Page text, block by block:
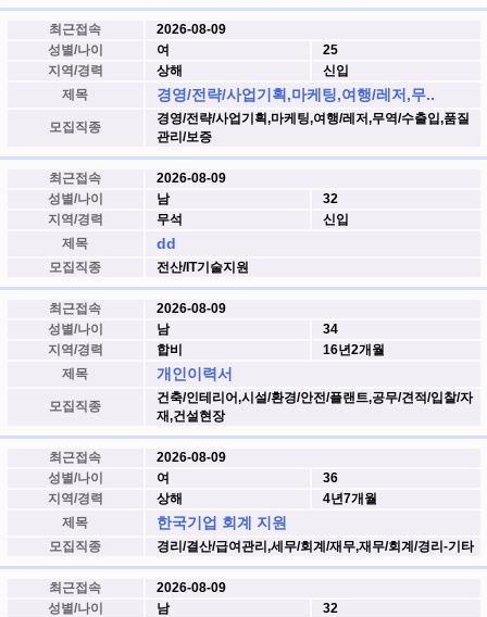
최근접속
2026-08-09
성별/나이
여
25
지역/경력
상해
신입
제목
경영/전략/사업기획,마케팅,여행/레저,무..
모집직종
경영/전략/사업기획,마케팅,여행/레저,무역/수출입,품질
관리/보증
최근접속
2026-08-09
성별/나이
남
32
지역/경력
무석
신입
제목
dd
모집직종 전산/IT기술지원
최근접속
2026-08-09
성별/나이
남
34
지역/경력
합비
16년2개월
제목
개인이력서
모집직종
건축/인테리어,시설/환경/안전/플랜트,공무/견적/입찰/자
재,건설현장
최근접속
2026-08-09
성별/나이
여
36
지역/경력
상해
4년7개월
제목
한국기업 회계 지원
모집직종 경리/결산/급여관리,세무/회계/재무,재무/회계/경리-기타
최근접속
2026-08-09
성별/나이
남
32